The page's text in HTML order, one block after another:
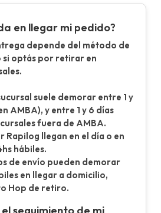
en llegar mi pedido?
depende del método de
si optás por retirar en
suele demorar entre 1 y
AMBA), y entre 1 y 6 días
fuera de AMBA.
Rapilog llegan en el día o en
hábiles.
de envío pueden demorar
en llegar a domicilio,
Hop de retiro.
seguimiento de mi